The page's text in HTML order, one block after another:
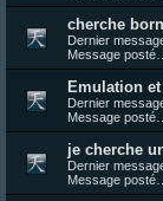
cherche
Dernier
Message
Emulation
Dernier
Message
je cherche
Dernier
Message